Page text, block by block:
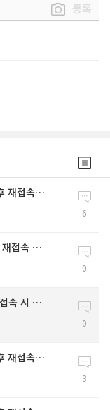
등록
4/27(월) 무중단 패치 안내 (오후 1시 24분 이후 재접속 시 적용)
6
4/24(금) 무중단 패치 안내 (오전 0시 8분 이후 재접속 시 적용)
0
4/13(월) 무중단 패치 안내 (오후 11시 이후 재접속 시 적용)
0
4/10(금) 무중단 패치 안내 (오후 4시 35분 이후 재접속 시 적용)
3